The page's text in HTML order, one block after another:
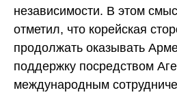
независимости. В этом
отметил, что корейская
продолжать оказывать
поддержку посредством
международным